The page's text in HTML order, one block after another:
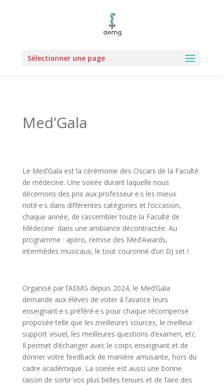
Sélectionner une page
Med’Gala
Le Med’Gala est la cérémonie des Oscars de la Faculté
de médecine. Une soirée durant laquelle nous
décernons des prix aux professeur·e·s les mieux
noté·e·s dans différentes catégories et l’occasion,
chaque année, de rassembler toute la Faculté de
Médecine dans une ambiance décontractée. Au
programme : apéro, remise des Med’Awards,
intermèdes musicaux, le tout couronné d’un DJ set !
Organisé par l’AEMG depuis 2024, le Med’Gala
demande aux élèves de voter à l’avance leurs
enseignant·e·s préféré·e·s pour chaque récompense
proposée telle que les meilleures sources, le meilleur
support visuel, les meilleures questions d’examen, etc.
Il permet d’échanger avec le corps enseignant et de
donner votre feedback de manière amusante, hors du
cadre académique. La soirée est aussi une bonne
raison de sortir vos plus belles tenues et de faire des